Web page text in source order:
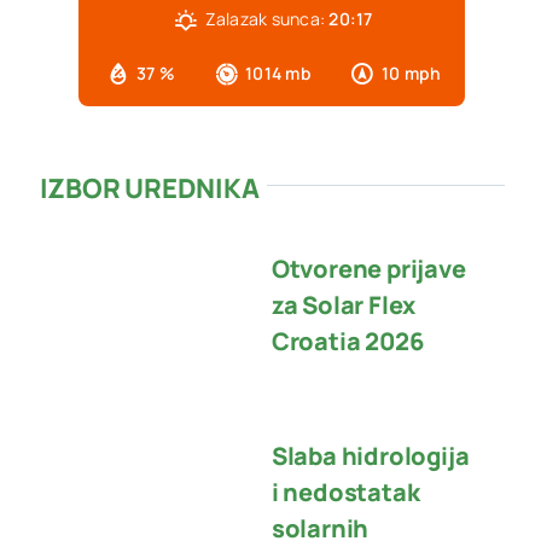
37 % 1014 mb 10 mph
Zalazak sunca: 20:17
IZBOR UREDNIKA
Otvorene prijave
za Solar Flex
Croatia 2026
Slaba hidrologija
i nedostatak
solarnih